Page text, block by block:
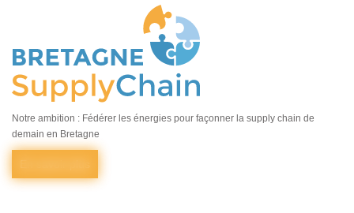
Notre ambition : Fédérer les énergies pour façonner la supply chain de
demain en Bretagne